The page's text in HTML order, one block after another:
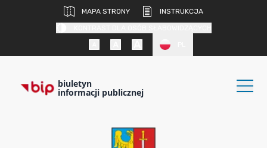
MAPA STRONY
INSTRUKCJA
biuletyn
informacji publicznej